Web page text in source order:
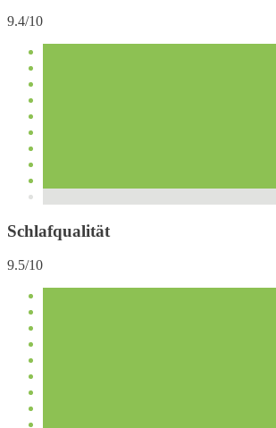
9.4/10
Schlafqualität
9.5/10